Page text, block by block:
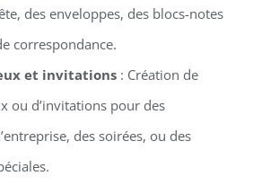
des enveloppes, des blocs-notes
correspondance.
et invitations: Création de
ou d’invitations pour des
des soirées, ou des